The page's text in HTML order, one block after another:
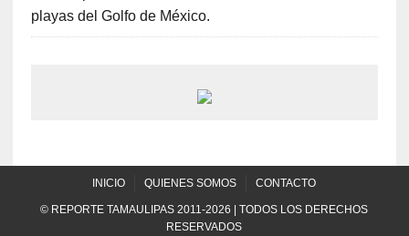
playas del Golfo de México.
INICIO QUIENES SOMOS CONTACTO
© REPORTE TAMAULIPAS 2011-2026 | TODOS LOS DERECHOS
RESERVADOS